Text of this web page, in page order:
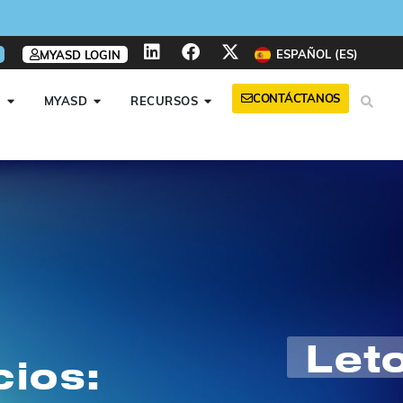
MYASD LOGIN ESPAÑOL (ES)
MYASD RECURSOS CONTÁCTANOS